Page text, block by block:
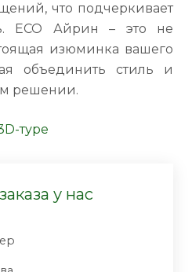
что подчеркивает
ECO Айрин – это не
изюминка вашего
объединить стиль и
решении.
туре
у нас